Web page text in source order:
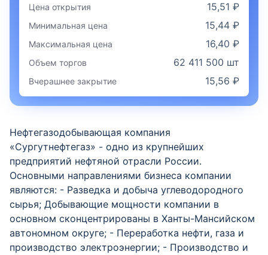
Цена открытия 15,51 ₽
Минимальная цена 15,44 ₽
Максимальная цена 16,40 ₽
Объем торгов 62 411 500 шт
Вчерашнее закрытие 15,56 ₽
Нефтегазодобывающая компания
«Сургутнефтегаз» - одно из крупнейших
предприятий нефтяной отрасли России.
Основными направлениями бизнеса компании
являются: - Разведка и добыча углеводородного
сырья; Добывающие мощности компании в
основном сконцентрированы в Ханты-Мансийском
автономном округе; - Переработка нефти, газа и
производство электроэнергии; - Производство и